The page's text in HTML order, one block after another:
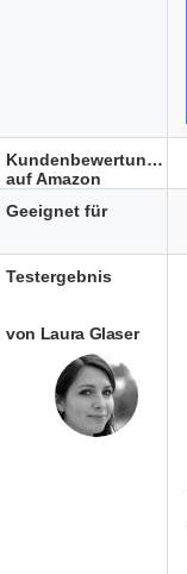
Kundenbewertungen
auf Amazon
Geeignet für
Testergebnis
von Laura Glaser